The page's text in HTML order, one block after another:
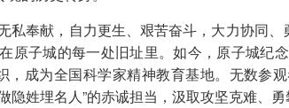
私奉献，自力更生、艰苦奋斗，大力协同、
原子城的每一处旧址里。如今，原子城纪
，成为全国科学家精神教育基地。无数参
隐姓埋名人”的赤诚担当，汲取攻坚克难、勇